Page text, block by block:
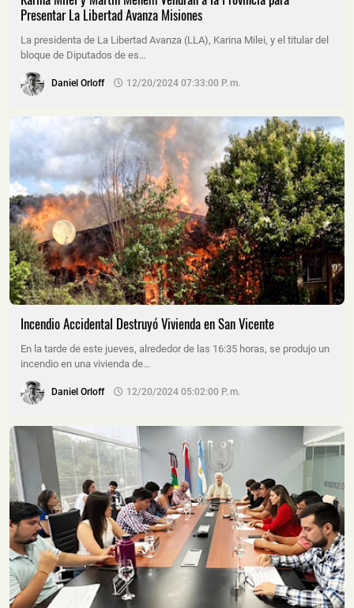
Presentar La Libertad Avanza Misiones
La presidenta de La Libertad Avanza (LLA), Karina Milei, y el titular del
bloque de Diputados de es…
Daniel Orloff 12/20/2024 07:33:00 P. M.
Incendio Accidental Destruyó Vivienda en San Vicente
En la tarde de este jueves, alrededor de las 16:35 horas, se produjo un
incendio en una vivienda de…
Daniel Orloff 12/20/2024 05:02:00 P. M.